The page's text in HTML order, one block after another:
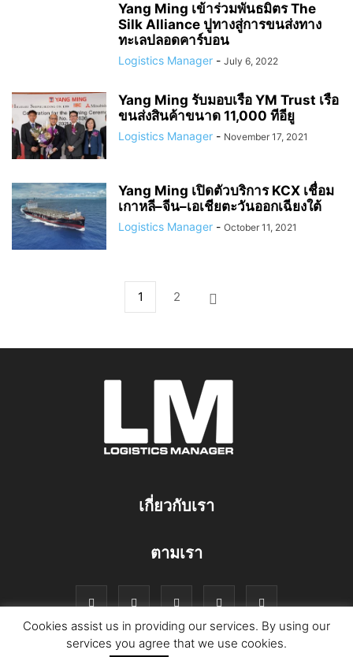
Yang Ming เข้าร่วมพันธมิตร The
Silk Alliance ปูทางสู่การขนส่งทาง
ทะเลปลอดคาร์บอน
Logistics Manager - July 6, 2022
Yang Ming รับมอบเรือ YM Trust เรือ
ขนส่งสินค้าขนาด 11,000 ทีอียู
Logistics Manager - November 17, 2021
Yang Ming เปิดตัวบริการ KCX เชื่อม
เกาหลี–จีน–เอเชียตะวันออกเฉียงใต้
Logistics Manager - October 11, 2021
1 2
เกี่ยวกับเรา
ตามเรา
Cookies assist us in providing our services. By using our
services you agree that we use cookies.